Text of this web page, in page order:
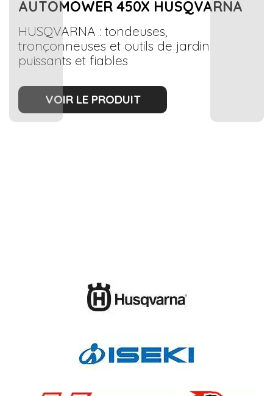
AUTOMOWER 450X HUSQVARNA
HUSQVARNA : tondeuses,
tronçonneuses et outils de jardin
puissants et fiables
VOIR LE PRODUIT